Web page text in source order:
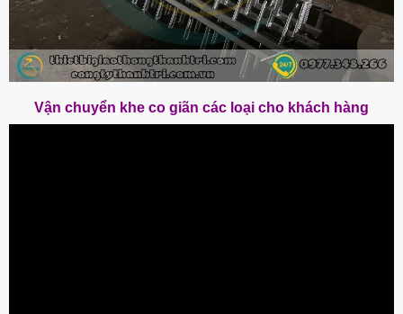
Vận chuyển khe co giãn các loại cho khách hàng